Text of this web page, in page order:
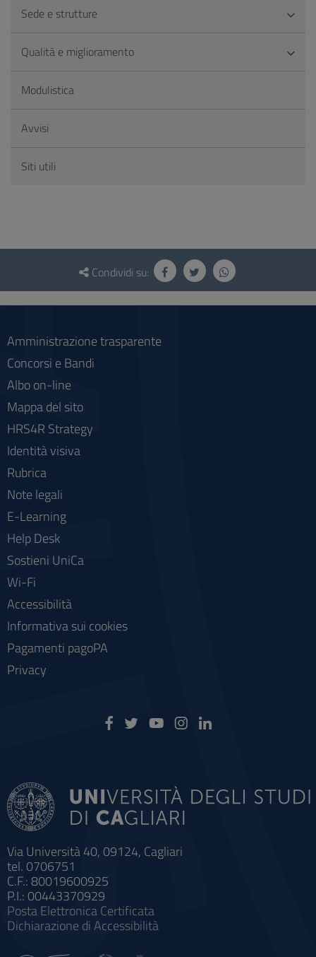
Sede e strutture
Qualità e miglioramento
Modulistica
Avvisi
Siti utili
Questionario
social
Condividi su:
Via Università 40, 09124, Cagliari
tel. 0706751
C.F.: 80019600925
P.I.: 00443370929
Posta Elettronica Certificata
Dichiarazione di Accessibilità
Amministrazione trasparente
Concorsi e Bandi
Albo on-line
Mappa del sito
HRS4R Strategy
Identità visiva
Rubrica
Note legali
E-Learning
Help Desk
Sostieni UniCa
Wi-Fi
Accessibilità
Informativa sui cookies
Pagamenti pagoPA
Privacy